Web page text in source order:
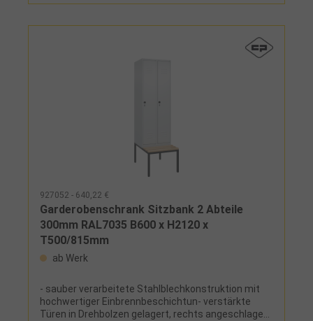
Boden und Dach- wahlweise bodenstehend, mit
optional mit Niveauausgleichsschrauben- mit 2
zueinander schlagenden Türen mit einem Schloss,
3 verdrehsicheren Doppel-Schiebehaken
927052 - 640,22 €
Garderobenschrank Sitzbank 2 Abteile
300mm RAL7035 B600 x H2120 x
T500/815mm
ab Werk
- sauber verarbeitete Stahlblechkonstruktion mit
hochwertiger Einbrennbeschichtun- verstärkte
Türen in Drehbolzen gelagert, rechts angeschlagen,